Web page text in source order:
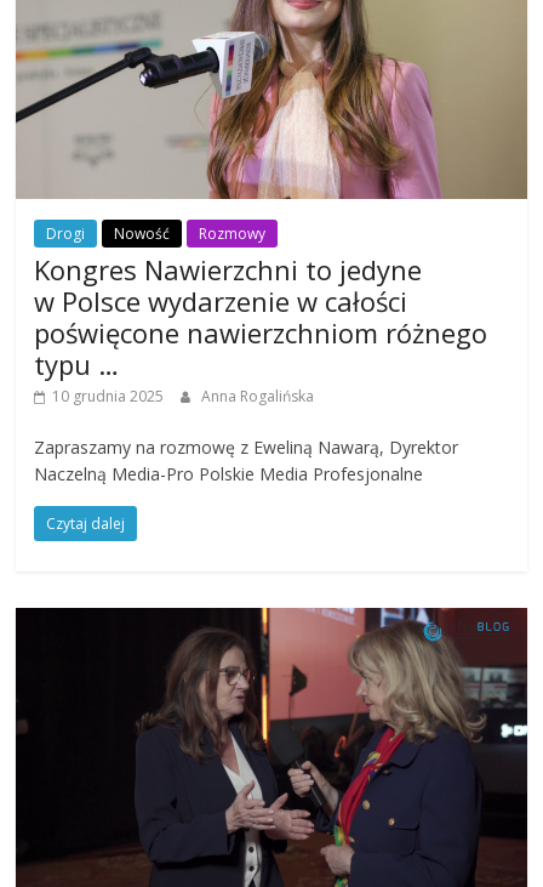
Drogi Nowość Rozmowy
Kongres Nawierzchni to jedyne
w Polsce wydarzenie w całości
poświęcone nawierzchniom różnego
typu …
10 grudnia 2025 Anna Rogalińska
Zapraszamy na rozmowę z Eweliną Nawarą, Dyrektor
Naczelną Media-Pro Polskie Media Profesjonalne
Czytaj dalej